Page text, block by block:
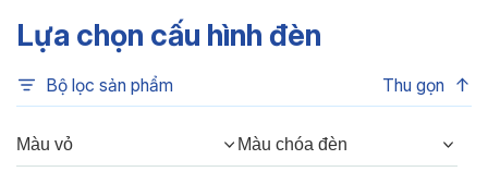
Nhiệt độ màu:6500K, 4000K, 3500K,
3000K
Chỉ số hoàn màu:
Quang thông:
240lm(C), 240lm(N),
Lựa chọn cấu hình đèn
Bộ lọc sản phẩm Thu gọn
Màu vỏ Màu chóa đèn